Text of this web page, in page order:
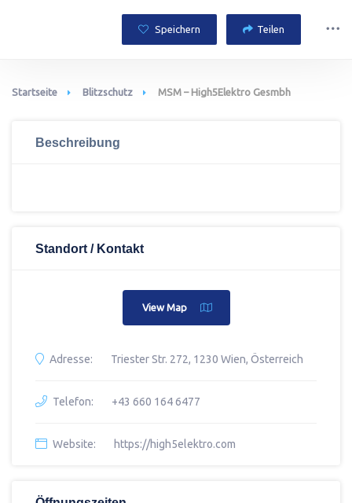
Speichern Teilen
Startseite Blitzschutz MSM – High5Elektro Gesmbh
Beschreibung
Standort / Kontakt
View Map
Adresse: Triester Str. 272, 1230 Wien, Österreich
Telefon: +43 660 164 6477
Website: https://high5elektro.com